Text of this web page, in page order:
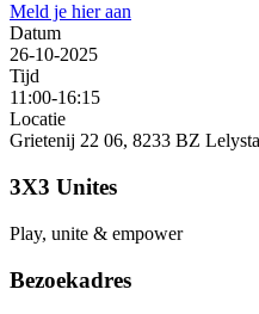
Meld je hier aan
Datum
26-10-2025
Tijd
11:00-16:15
Locatie
Grietenij 22 06, 8233 BZ
3X3 Unites
Play, unite & empower
Bezoekadres